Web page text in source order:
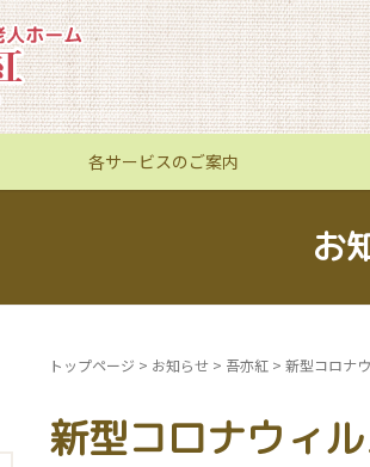
各サービスのご案内
お
トップページ > お知らせ> 吾亦紅> 新型コロナ
新型コロナウィ